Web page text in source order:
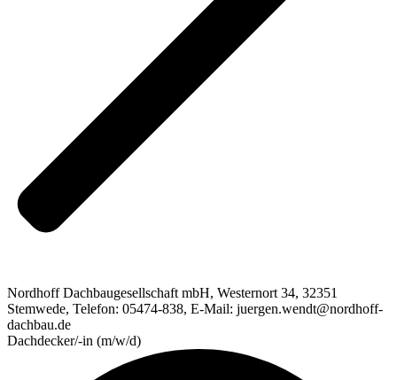
Nordhoff Dachbaugesellschaft mbH, Westernort 34, 32351
Stemwede, Telefon: 05474-838, E-Mail: juergen.wendt@nordhoff-
dachbau.de
Dachdecker/-in (m/w/d)